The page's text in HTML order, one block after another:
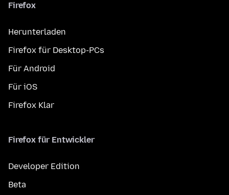
Firefox
Herunterladen
Firefox für Desktop-PCs
Für Android
Für iOS
Firefox Klar
Firefox für Entwickler
Developer Edition
Beta